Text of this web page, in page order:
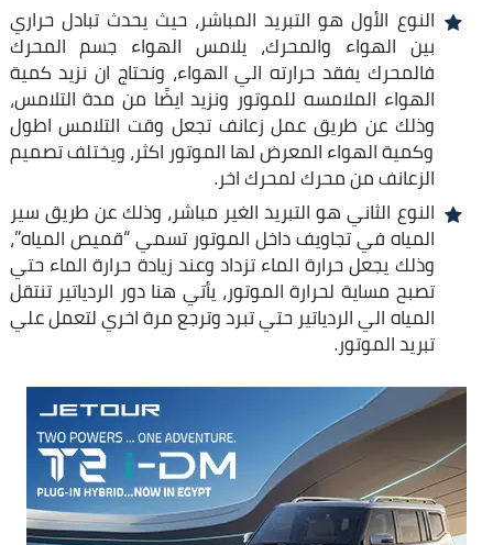
النوع الأول هو التبريد المباشر، حيث يحدث تبادل حراري
بين الهواء والمحرك، يلامس الهواء جسم المحرك
فالمحرك يفقد حرارته الي الهواء، ونحتاج ان نزيد كمية
الهواء الملامسه للموتور ونزيد ايضًا من مدة التلامس،
وذلك عن طريق عمل زعانف تجعل وقت التلامس اطول
وكمية الهواء المعرض لها الموتور اكثر، ويختلف تصميم
الزعانف من محرك لمحرك اخر.
النوع الثاني هو التبريد الغير مباشر، وذلك عن طريق سير
المياه في تجاويف داخل الموتور تسمي “قميص المياه”،
وذلك يجعل حرارة الماء تزداد وعند زيادة حرارة الماء حتي
تصبح مساية لحرارة الموتور، يأتي هنا دور الردياتير تنتقل
المياه الي الردياتير حتي تبرد وترجع مرة اخري لتعمل علي
تبريد الموتور.